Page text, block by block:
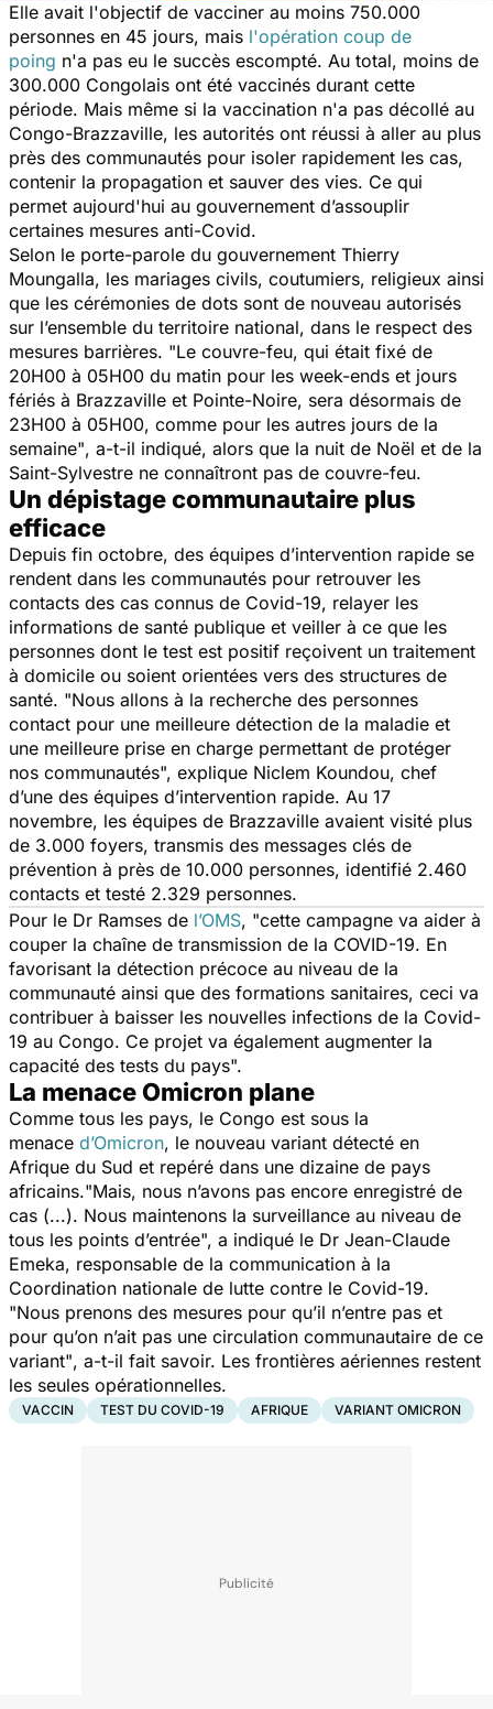
Elle avait l'objectif de vacciner au moins 750.000
personnes en 45 jours, mais l'opération coup de
poing n'a pas eu le succès escompté. Au total, moins de
300.000 Congolais ont été vaccinés durant cette
période. Mais même si la vaccination n'a pas décollé au
Congo-Brazzaville, les autorités ont réussi à aller au plus
près des communautés pour isoler rapidement les cas,
contenir la propagation et sauver des vies. Ce qui
permet aujourd'hui au gouvernement d’assouplir
certaines mesures anti-Covid.
Selon le porte-parole du gouvernement Thierry
Moungalla, les mariages civils, coutumiers, religieux ainsi
que les cérémonies de dots sont de nouveau autorisés
sur l’ensemble du territoire national, dans le respect des
mesures barrières. "Le couvre-feu, qui était fixé de
20H00 à 05H00 du matin pour les week-ends et jours
fériés à Brazzaville et Pointe-Noire, sera désormais de
23H00 à 05H00, comme pour les autres jours de la
semaine", a-t-il indiqué, alors que la nuit de Noël et de la
Saint-Sylvestre ne connaîtront pas de couvre-feu.
Un dépistage communautaire plus
efficace
Depuis fin octobre, des équipes d’intervention rapide se
rendent dans les communautés pour retrouver les
contacts des cas connus de Covid-19, relayer les
informations de santé publique et veiller à ce que les
personnes dont le test est positif reçoivent un traitement
à domicile ou soient orientées vers des structures de
santé. "Nous allons à la recherche des personnes
contact pour une meilleure détection de la maladie et
une meilleure prise en charge permettant de protéger
nos communautés", explique Niclem Koundou, chef
d’une des équipes d’intervention rapide. Au 17
novembre, les équipes de Brazzaville avaient visité plus
de 3.000 foyers, transmis des messages clés de
prévention à près de 10.000 personnes, identifié 2.460
contacts et testé 2.329 personnes.
Pour le Dr Ramses de l’OMS, "cette campagne va aider à
couper la chaîne de transmission de la COVID-19. En
favorisant la détection précoce au niveau de la
communauté ainsi que des formations sanitaires, ceci va
contribuer à baisser les nouvelles infections de la Covid-
19 au Congo. Ce projet va également augmenter la
capacité des tests du pays".
La menace Omicron plane
Comme tous les pays, le Congo est sous la
menace d’Omicron, le nouveau variant détecté en
Afrique du Sud et repéré dans une dizaine de pays
africains."Mais, nous n’avons pas encore enregistré de
cas (...). Nous maintenons la surveillance au niveau de
tous les points d’entrée", a indiqué le Dr Jean-Claude
Emeka, responsable de la communication à la
Coordination nationale de lutte contre le Covid-19.
"Nous prenons des mesures pour qu’il n’entre pas et
pour qu’on n’ait pas une circulation communautaire de ce
variant", a-t-il fait savoir. Les frontières aériennes restent
les seules opérationnelles.
VACCIN TEST DU COVID-19 AFRIQUE VARIANT OMICRON